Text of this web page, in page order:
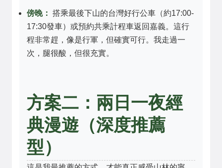
傍晚： 搭乘最後下山的台灣好行公車（約17:00-
17:30發車）或預約共乘計程車返回嘉義。這行
程非常趕，像是行軍，但確實可行。我走過一
次，腿很酸，但很充實。
方案二：兩日一夜經
典漫遊（深度推薦
型）